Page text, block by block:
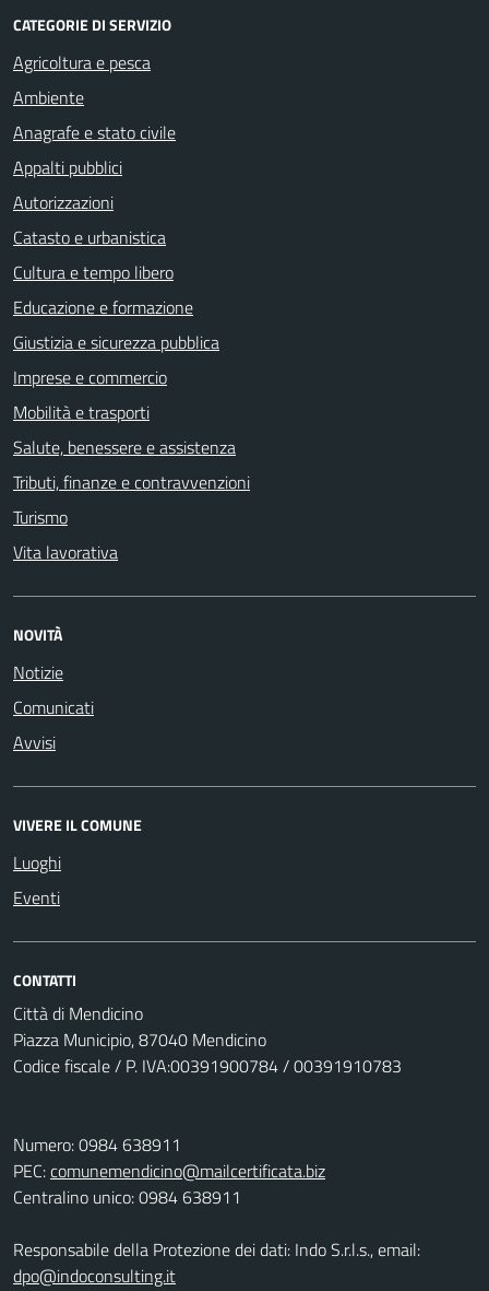
CATEGORIE DI SERVIZIO
Agricoltura e pesca
Ambiente
Anagrafe e stato civile
Appalti pubblici
Autorizzazioni
Catasto e urbanistica
Cultura e tempo libero
Educazione e formazione
Giustizia e sicurezza pubblica
Imprese e commercio
Mobilità e trasporti
Salute, benessere e assistenza
Tributi, finanze e contravvenzioni
Turismo
Vita lavorativa
NOVITÀ
Notizie
Comunicati
Avvisi
VIVERE IL COMUNE
Luoghi
Eventi
CONTATTI
Città di Mendicino
Piazza Municipio, 87040 Mendicino
Codice fiscale / P. IVA:00391900784 / 00391910783
Numero: 0984 638911
PEC:comunemendicino@mailcertificata.biz
Centralino unico: 0984 638911
Responsabile della Protezione dei dati: Indo S.r.l.s., email:
dpo@indoconsulting.it